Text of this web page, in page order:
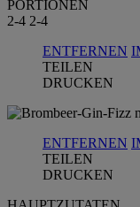
PORTIONEN
2-4 2-4
ENTFERNEN
TEILEN
DRUCKEN
ENTFERNEN
TEILEN
DRUCKEN